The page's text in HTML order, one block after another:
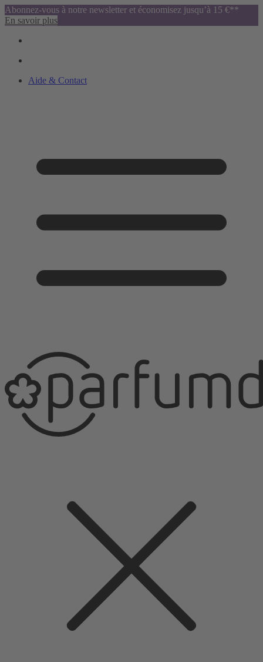
Abonnez-vous à notre newsletter et économisez jusqu’à 15 €**
En savoir plus
Aide & Contact